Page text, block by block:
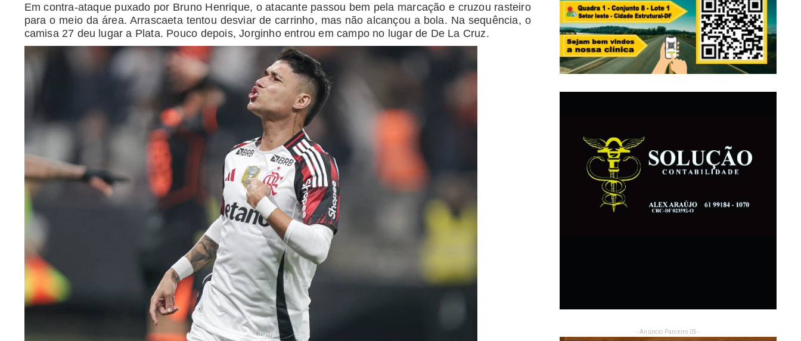
Em contra-ataque puxado por Bruno Henrique, o atacante passou bem pela marcação e cruzou rasteiro
para o meio da área. Arrascaeta tentou desviar de carrinho, mas não alcançou a bola. Na sequência, o
camisa 27 deu lugar a Plata. Pouco depois, Jorginho entrou em campo no lugar de De La Cruz.
- Anúncio Parceiro 05 -